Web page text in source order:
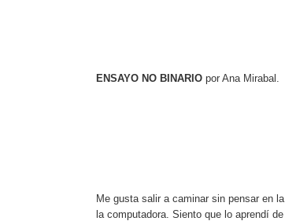
ENSAYO NO BINARIO por Ana Mirabal.
Me gusta salir a caminar sin pensar en
la computadora. Siento que lo aprendí